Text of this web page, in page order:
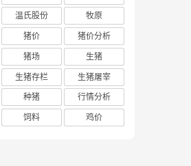
温氏股份
牧原
猪价
猪价分析
猪场
生猪
生猪存栏
生猪屠宰
种猪
行情分析
饲料 鸡价